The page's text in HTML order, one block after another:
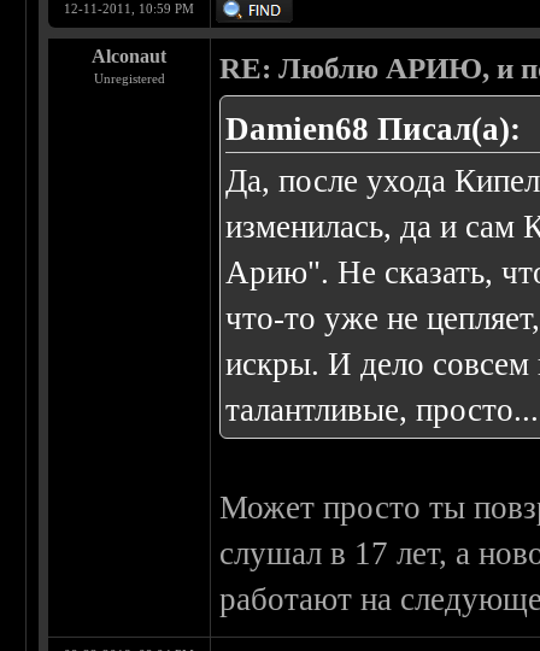
12-11-2011, 10:59 PM
Alconaut
Unregistered RE: Люблю АРИЮ, и
Damien68 Писал(а):
Да, после ухода
изменилась, да и сам
Арию". Не сказать,
что-то уже не
искры. И дело совсем
талантливые,
Может просто ты
слушал в 17 лет, а
работают на